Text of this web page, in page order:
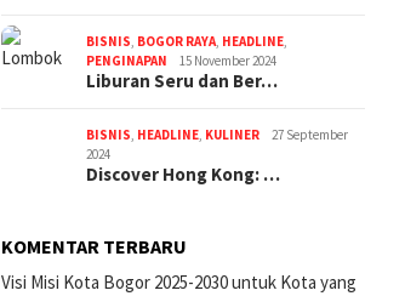
BISNIS, BOGOR RAYA, HEADLINE,
PENGINAPAN
15 November 2024
Liburan Seru dan Ber…
BISNIS, HEADLINE, KULINER
27 September
2024
Discover Hong Kong: …
KOMENTAR TERBARU
Visi Misi Kota Bogor 2025-2030 untuk Kota yang